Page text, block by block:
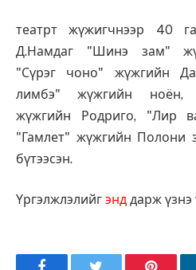
театрт жүжигчнээр 40
Д.Намдаг "Шинэ зам"
"Сүрэг чоно" жүжгийн
лимбэ" жүжгийн ноён,
жүжгийн Родриго, "Лир
"Гамлет" жүжгийн Полони
бүтээсэн.
Үргэлжлэлийг энд дарж үзнэ